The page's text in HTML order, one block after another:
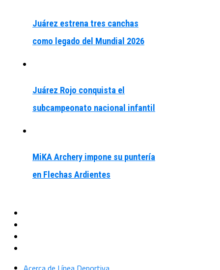
Juárez estrena tres canchas
como legado del Mundial 2026
Juárez Rojo conquista el
subcampeonato nacional infantil
MiKA Archery impone su puntería
en Flechas Ardientes